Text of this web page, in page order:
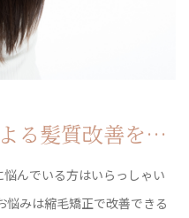
る髪質改善をす
ださい
んでいる方はいらっしゃい
悩みは縮毛矯正で改善できる